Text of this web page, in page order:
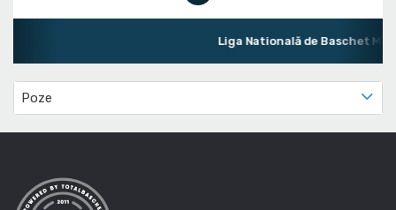
Liga Natională de Baschet
Poze